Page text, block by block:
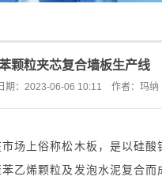
颗粒夹芯复合墙板生产线
期：2023-06-06 10:11 作者：玛纳
场上俗称松木板，是以硅酸
乙烯颗粒及发泡水泥复合而